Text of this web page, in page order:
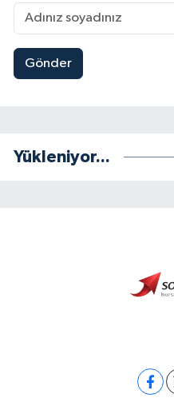
Gönder
Yükleniyor...